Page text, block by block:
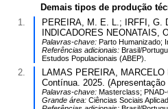
Demais tipos de produção
1.
PEREIRA, M. E. L.; IRFFI, G.
INDICADORES NEONATAIS,
Palavras-chave: Parto Humanizado;
Referências adicionais: Brasil/
Estudos Populacionais (ABEP).
2.
LAMAS PEREIRA,
Contínua. 2025.
Palavras-chave: Masterclass; PNAD-
Grande área: Ciências Sociais